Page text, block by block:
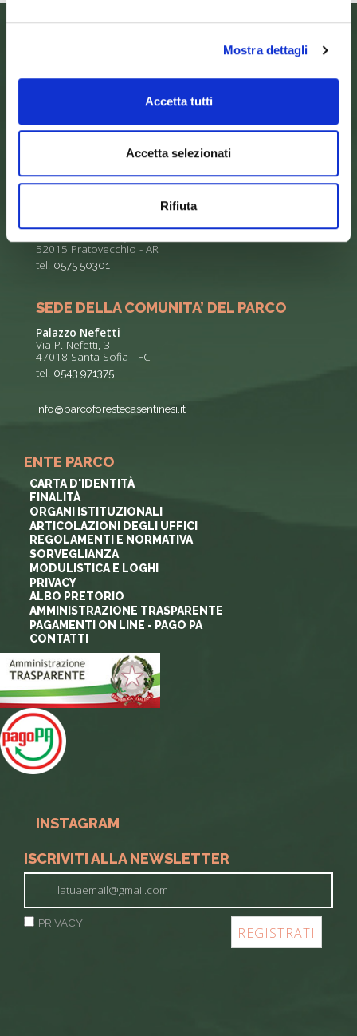
Mostra dettagli
Accetta tutti
Accetta selezionati
Rifiuta
SEDE DELL’ENTE PARCO
Palazzo Vigiani
52015 Pratovecchio - AR
tel. 0575 50301
SEDE DELLA COMUNITA’ DEL PARCO
Palazzo Nefetti
Via P. Nefetti, 3
47018 Santa Sofia - FC
tel. 0543 971375
info@parcoforestecasentinesi.it
ENTE PARCO
CARTA D'IDENTITÀ
FINALITÀ
ORGANI ISTITUZIONALI
ARTICOLAZIONI DEGLI UFFICI
REGOLAMENTI E NORMATIVA
SORVEGLIANZA
MODULISTICA E LOGHI
PRIVACY
ALBO PRETORIO
AMMINISTRAZIONE TRASPARENTE
PAGAMENTI ON LINE - PAGO PA
CONTATTI
INSTAGRAM
ISCRIVITI ALLA NEWSLETTER
PRIVACY